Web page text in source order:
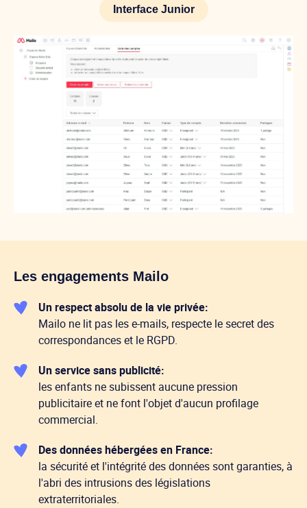
Interface Junior
Les engagements Mailo
Un respect absolu de la vie privée:
Mailo ne lit pas les e-mails, respecte le secret des
correspondances et le RGPD.
Un service sans publicité:
les enfants ne subissent aucune pression
publicitaire et ne font l'objet d'aucun profilage
commercial.
Des données hébergées en France:
la sécurité et l'intégrité des données sont garanties, à
l'abri des intrusions des législations
extraterritoriales.